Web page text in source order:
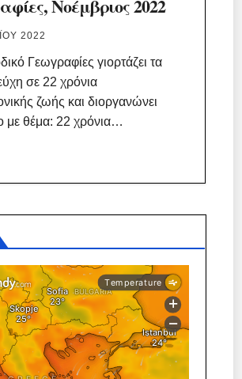
Νοέμβριος 2022
2022
Γεωγραφίες γιορτάζει τα
σε 22 χρόνια
ζωής και διοργανώνει
με θέμα: 22 χρόνια…